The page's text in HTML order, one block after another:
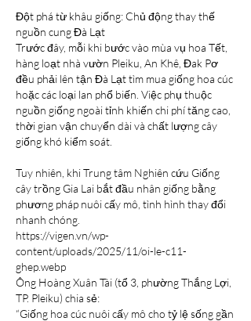
Đột phá từ khâu giống: Chủ động thay thế
nguồn cung Đà Lạt
Trước đây, mỗi khi bước vào mùa vụ hoa Tết,
hàng loạt nhà vườn Pleiku, An Khê, Đak Pơ
đều phải lên tận Đà Lạt tìm mua giống hoa cúc
hoặc các loại lan phổ biến. Việc phụ thuộc
nguồn giống ngoài tỉnh khiến chi phí tăng cao,
thời gian vận chuyển dài và chất lượng cây
giống khó kiểm soát.
Tuy nhiên, khi Trung tâm Nghiên cứu Giống
cây trồng Gia Lai bắt đầu nhân giống bằng
phương pháp nuôi cấy mô, tình hình thay đổi
nhanh chóng.
https://vigen.vn/wp-
content/uploads/2025/11/oi-le-c11-
ghep.webp
Ông Hoàng Xuân Tài (tổ 3, phường Thắng Lợi,
TP. Pleiku) chia sẻ:
“Giống hoa cúc nuôi cấy mô cho tỷ lệ sống gần